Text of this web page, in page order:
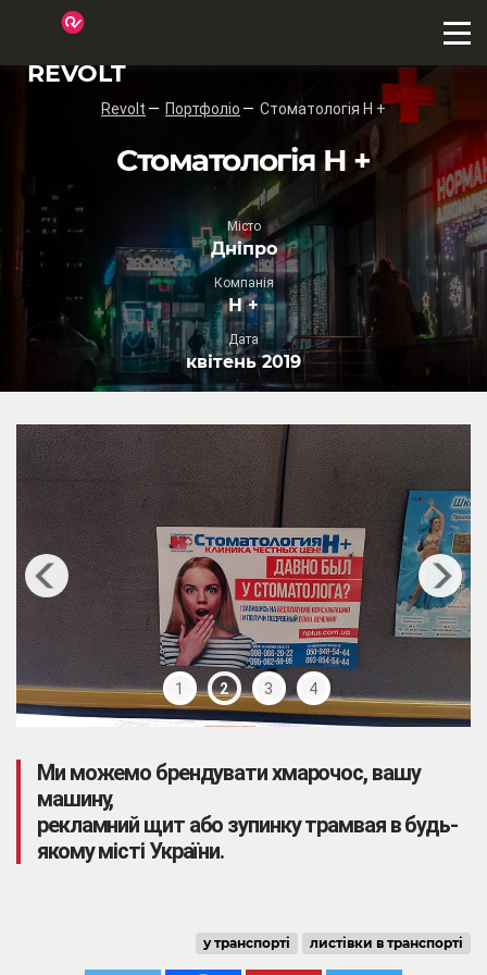
REVOLT
Revolt Портфоліо Стоматологія H +
Стоматологія H +
Місто
Дніпро
Компанія
H +
Дата
квітень 2019
1 2 3 4
Ми можемо брендувати хмарочос, вашу
машину,
рекламний щит або зупинку трамвая в будь-
якому місті України.
у транспорті листівки в транспорті